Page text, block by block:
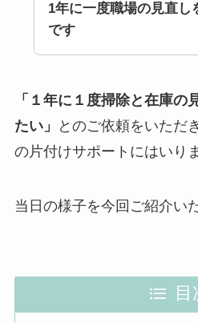
1年に一度職場の見直し
です
「１年に１度掃除と在庫の
たい」
とのご依頼をいただ
の片付けサポートにはいり
当日の様子を今回ご紹介い
目